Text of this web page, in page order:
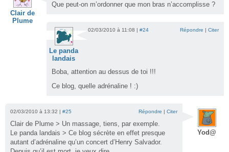
Clair de
Plume
Que peut-on m’ordonner que mon bras n’accomplisse ?
Le panda
landais
02/03/2010 à 11:08 | #24 Répondre | Citer
Boba, attention au dessus de toi !!!
Ce blog, quelle adrénaline ! :)
Yod@
02/03/2010 à 13:32 | #25 Répondre | Citer
Clair de Plume > Un massage, tiens, par exemple.
Le panda landais > Ce blog sécrète en effet presque
autant d’adrénaline qu’un concert d’Henry Salvador.